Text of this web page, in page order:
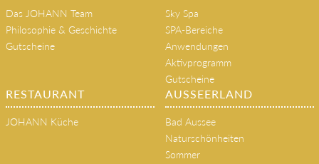
HOME
Das JOHANN Team
SPA & WELLNESS
Sky Spa
SPA-Bereiche
Anwendungen
Aktivprogramm
Gutscheine
RESTAURANT AUSSEERLAND
Bad Aussee